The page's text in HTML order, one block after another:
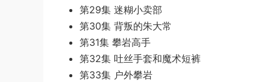
第29集 迷糊小卖部
第30集 背叛的朱大常
第31集 攀岩高手
第32集 吐丝手套和魔术短裤
第33集 户外攀岩